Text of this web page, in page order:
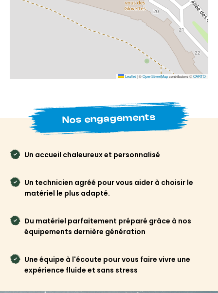
Leaflet|©OpenStreetMapcontributors ©CARTO
Nos engagements
Un accueil chaleureux et personnalisé
Un technicien agréé pour vous aider à choisir le
matériel le plus adapté.
Du matériel parfaitement préparé grâce à nos
équipements dernière génération
Une équipe à l'écoute pour vous faire vivre une
expérience fluide et sans stress